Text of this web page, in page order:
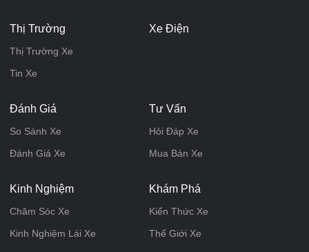
Thị Trường
Thị Trường Xe
Tin Xe
Xe Điện
Đánh Giá
So Sánh Xe
Đánh Giá Xe
Tư Vấn
Hỏi Đáp Xe
Mua Bán Xe
Kinh Nghiệm
Chăm Sóc Xe
Kinh Nghiệm Lái Xe
Khám Phá
Kiến Thức Xe
Thế Giới Xe